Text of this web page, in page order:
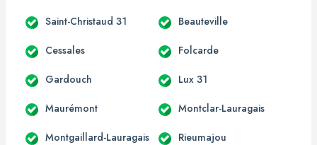
Saint-Christaud 31 Beauteville
Cessales Folcarde
Gardouch Lux 31
Maurémont Montclar-Lauragais
Montgaillard-Lauragais Rieumajou